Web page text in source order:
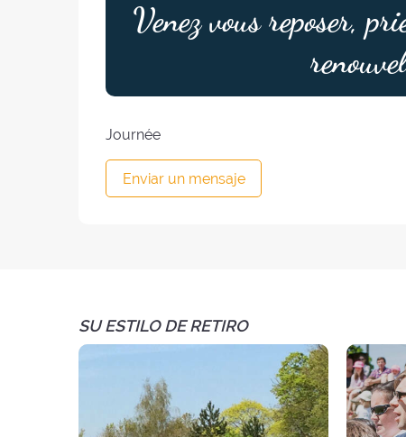
Venez vous reposer,
Journée
Enviar un mensaje
SU ESTILO DE RETIRO